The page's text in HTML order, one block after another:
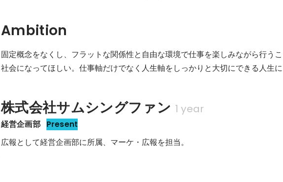
Ambition
固定概念をなくし、フラットな関係性と自由な環境で仕事を楽しみながら行う
社会になってほしい。仕事軸だけでなく人生軸をしっかりと大切にできる人生に
株式会社サムシングファン 1 year
経営企画部 Present
広報として経営企画部に所属、マーケ・広報を担当。